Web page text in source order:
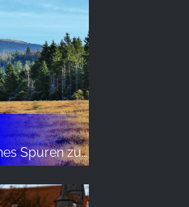
höchsten Gipfel